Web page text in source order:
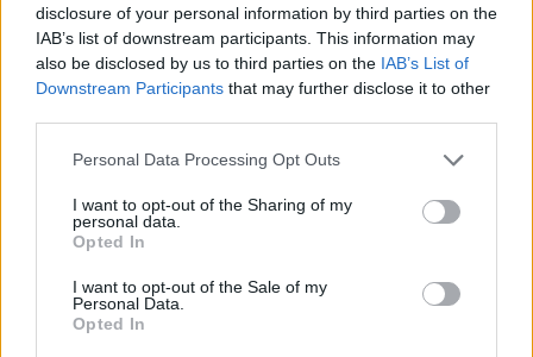
disclosure of your personal information by third parties on the
IAB’s list of downstream participants. This information may
also be disclosed by us to third parties on the IAB’s List of
Downstream Participants that may further disclose it to other
Please note that this website/app uses one or more Google
not limited to your visit or usage behaviour. You may click to
grant or deny consent to Google and its third-party tags to
use your data for below specified purposes in below Google
consent section.
Personal Data Processing Opt Outs
I want to opt-out of the Sharing of my
personal data.
Opted In
I want to opt-out of the Sale of my
Personal Data.
Opted In